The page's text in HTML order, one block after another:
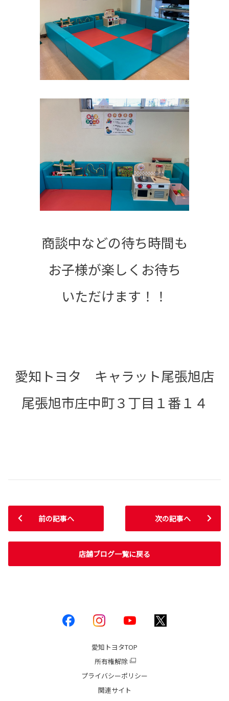
商談中などの待ち時間も
お子様が楽しくお待ち
いただけます！！
愛知トヨタ キャラット尾張旭店
尾張旭市庄中町３丁目１番１４
前の記事へ
店舗ブログ一覧に戻る
次の記事へ
愛知トヨタTOP
所有権解除
プライバシーポリシー
関連サイト